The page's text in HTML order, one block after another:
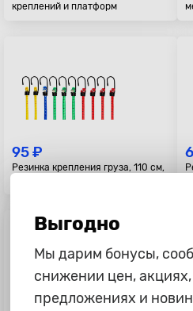
креплений и платформ
95 ₽
Резинка крепления груза, 110 см,
Выгодно
Мы дарим бонусы,
снижении цен,
предложениях и